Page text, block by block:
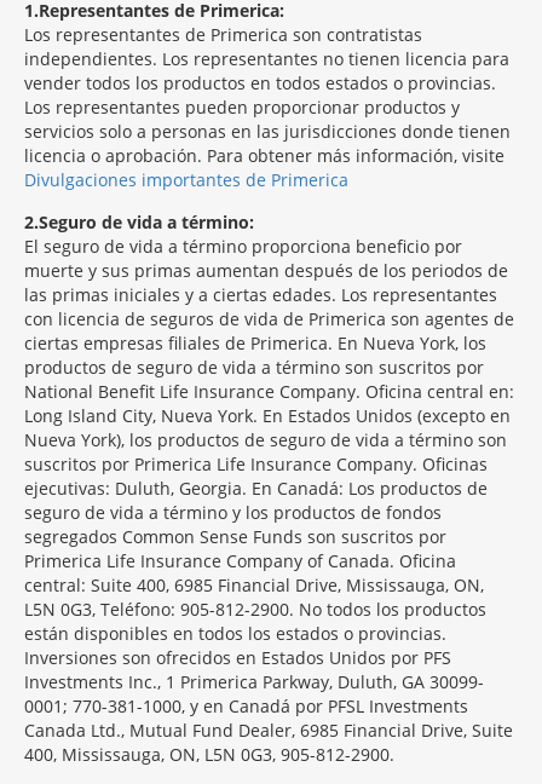
1 Representantes de Primerica:
Los representantes de Primerica son contratistas
independientes. Los representantes no tienen licencia para
vender todos los productos en todos estados o provincias.
Los representantes pueden proporcionar productos y
servicios solo a personas en las jurisdicciones donde tienen
licencia o aprobación. Para obtener más información, visite
Divulgaciones importantes de Primerica
2 Seguro de vida a término:
El seguro de vida a término proporciona beneficio por
muerte y sus primas aumentan después de los periodos de
las primas iniciales y a ciertas edades. Los representantes
con licencia de seguros de vida de Primerica son agentes de
ciertas empresas filiales de Primerica. En Nueva York, los
productos de seguro de vida a término son suscritos por
National Benefit Life Insurance Company. Oficina central en:
Long Island City, Nueva York. En Estados Unidos (excepto en
Nueva York), los productos de seguro de vida a término son
suscritos por Primerica Life Insurance Company. Oficinas
ejecutivas: Duluth, Georgia. En Canadá: Los productos de
seguro de vida a término y los productos de fondos
segregados Common Sense Funds son suscritos por
Primerica Life Insurance Company of Canada. Oficina
central: Suite 400, 6985 Financial Drive, Mississauga, ON,
L5N 0G3, Teléfono: 905-812-2900. No todos los productos
están disponibles en todos los estados o provincias.
Inversiones son ofrecidos en Estados Unidos por PFS
Investments Inc., 1 Primerica Parkway, Duluth, GA 30099-
0001; 770-381-1000, y en Canadá por PFSL Investments
Canada Ltd., Mutual Fund Dealer, 6985 Financial Drive, Suite
400, Mississauga, ON, L5N 0G3, 905-812-2900.